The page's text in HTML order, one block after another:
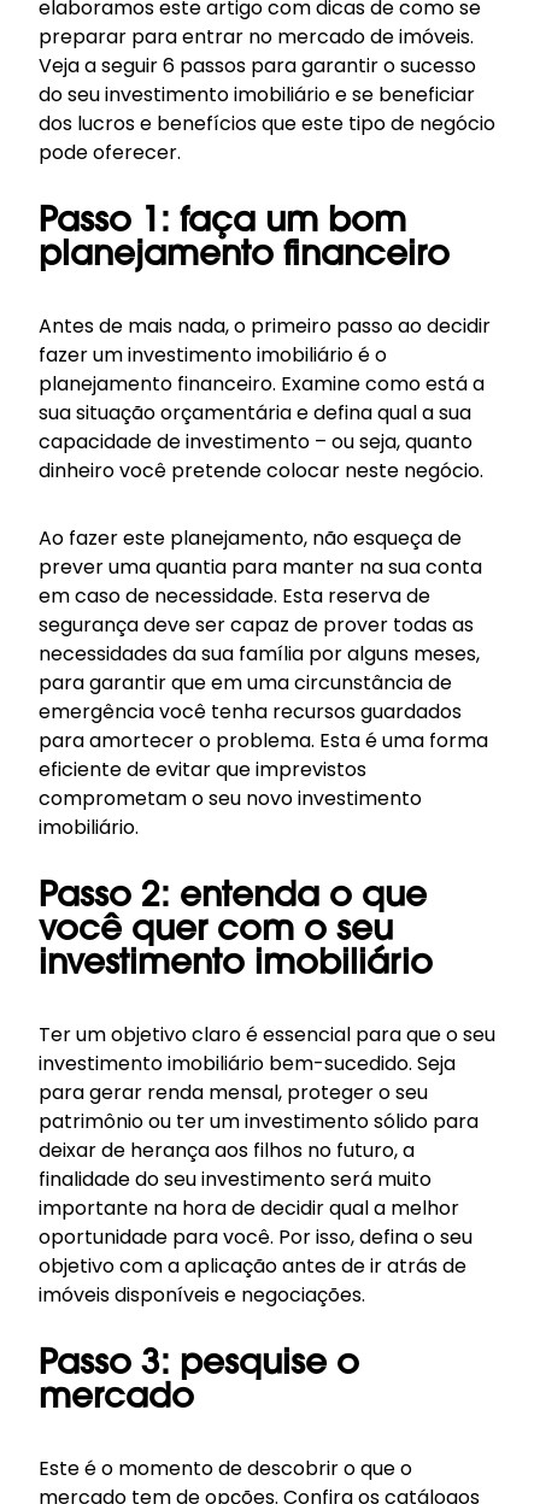
elaboramos este artigo com dicas de como se
preparar para entrar no mercado de imóveis.
Veja a seguir 6 passos para garantir o sucesso
do seu investimento imobiliário e se beneficiar
dos lucros e benefícios que este tipo de negócio
pode oferecer.
Passo 1: faça um bom
planejamento financeiro
Antes de mais nada, o primeiro passo ao decidir
fazer um investimento imobiliário é o
planejamento financeiro. Examine como está a
sua situação orçamentária e defina qual a sua
capacidade de investimento – ou seja, quanto
dinheiro você pretende colocar neste negócio.
Ao fazer este planejamento, não esqueça de
prever uma quantia para manter na sua conta
em caso de necessidade. Esta reserva de
segurança deve ser capaz de prover todas as
necessidades da sua família por alguns meses,
para garantir que em uma circunstância de
emergência você tenha recursos guardados
para amortecer o problema. Esta é uma forma
eficiente de evitar que imprevistos
comprometam o seu novo investimento
imobiliário.
Passo 2: entenda o que
você quer com o seu
investimento imobiliário
Ter um objetivo claro é essencial para que o seu
investimento imobiliário bem-sucedido. Seja
para gerar renda mensal, proteger o seu
patrimônio ou ter um investimento sólido para
deixar de herança aos filhos no futuro, a
finalidade do seu investimento será muito
importante na hora de decidir qual a melhor
oportunidade para você. Por isso, defina o seu
objetivo com a aplicação antes de ir atrás de
imóveis disponíveis e negociações.
Passo 3: pesquise o
mercado
Este é o momento de descobrir o que o
mercado tem de opções. Confira os catálogos